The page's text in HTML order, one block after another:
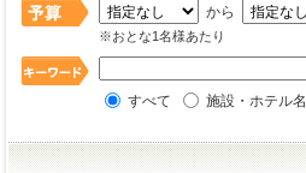
から
※おとな1名様あたり
すべて 施設・ホテル名